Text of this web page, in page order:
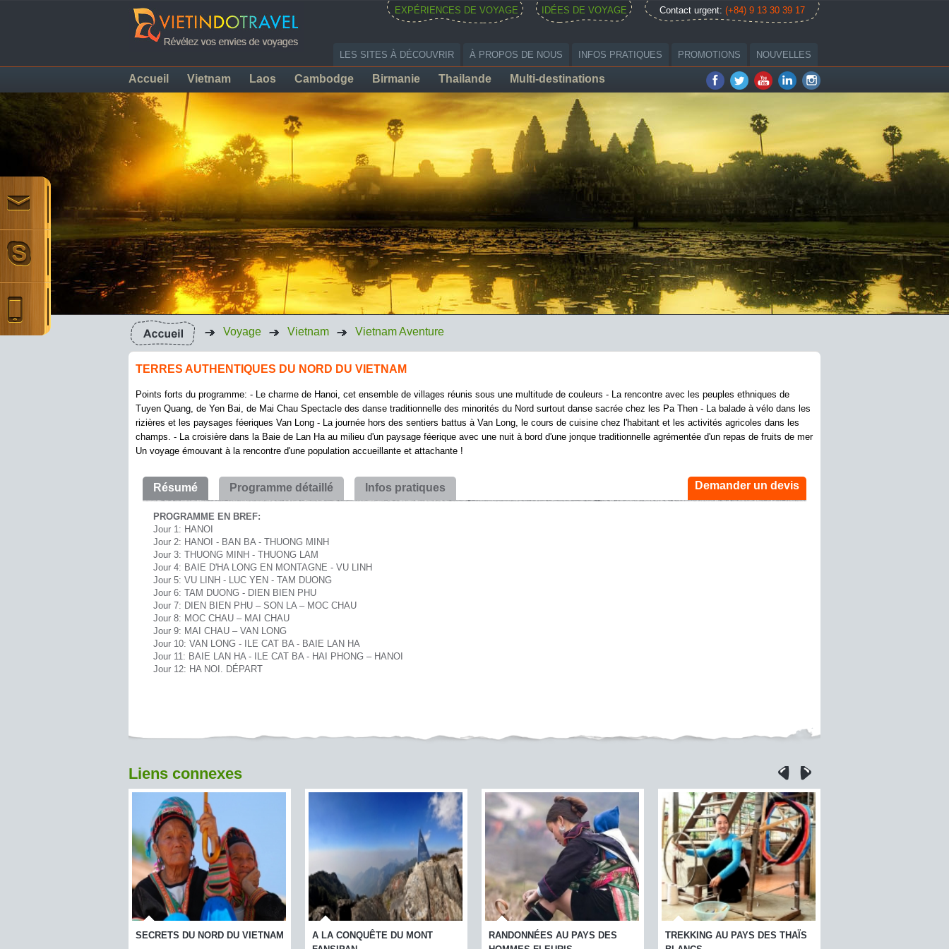
Contact urgent: (+84) 9 13 30 39 17
IDÉES DE VOYAGE
EXPÉRIENCES DE VOYAGE
LES SITES À DÉCOUVRIR À PROPOS DE NOUS INFOS PRATIQUES PROMOTIONS NOUVELLES
Accueil Vietnam Laos Cambodge Birmanie Thailande Multi-destinations
Voyage Vietnam Vietnam Aventure
TERRES AUTHENTIQUES DU NORD DU VIETNAM
Points forts du programme: - Le charme de Hanoi, cet ensemble de villages réunis sous une multitude de couleurs - La rencontre avec les peuples ethniques de
Tuyen Quang, de Yen Bai, de Mai Chau Spectacle des danse traditionnelle des minorités du Nord surtout danse sacrée chez les Pa Then - La balade à vélo dans les
rizières et les paysages féeriques Van Long - La journée hors des sentiers battus à Van Long, le cours de cuisine chez l'habitant et les activités agricoles dans les
champs. - La croisière dans la Baie de Lan Ha au milieu d'un paysage féerique avec une nuit à bord d'une jonque traditionnelle agrémentée d'un repas de fruits de mer
Un voyage émouvant à la rencontre d'une population accueillante et attachante !
Résumé Programme détaillé Infos pratiques
PROGRAMME EN BREF:
Jour 1: HANOI
Jour 2: HANOI - BAN BA - THUONG MINH
Jour 3: THUONG MINH - THUONG LAM
Jour 4: BAIE D'HA LONG EN MONTAGNE - VU LINH
Jour 5: VU LINH - LUC YEN - TAM DUONG
Jour 6: TAM DUONG - DIEN BIEN PHU
Jour 7: DIEN BIEN PHU – SON LA – MOC CHAU
Jour 8: MOC CHAU – MAI CHAU
Jour 9: MAI CHAU – VAN LONG
Jour 10: VAN LONG - ILE CAT BA - BAIE LAN HA
Jour 11: BAIE LAN HA - ILE CAT BA - HAI PHONG – HANOI
Jour 12: HA NOI. DÉPART
Demander un devis
Liens connexes
A LA CONQUÊTE DU MONT
RANDONNÉES AU PAYS DES
TREKKING AU PAYS DES THAÏS
TREKKING À SA PA